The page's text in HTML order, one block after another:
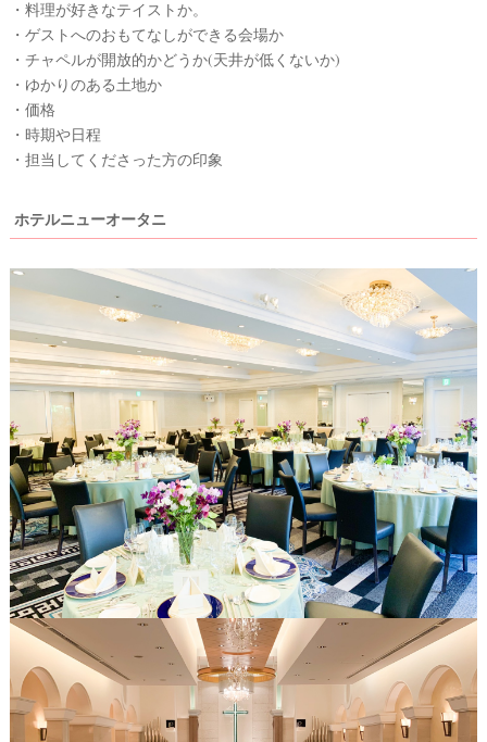
・料理が好きなテイストか。
・ゲストへのおもてなしができる会場か
・チャペルが開放的かどうか(天井が低くないか)
・ゆかりのある土地か
・価格
・時期や日程
・担当してくださった方の印象
ホテルニューオータニ
プ
花
嫁
卒
#
ル
ウ
エ
デ
ィ
イ